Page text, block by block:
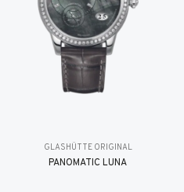
GLASHÜTTE ORIGINAL
PANOMATIC LUNA